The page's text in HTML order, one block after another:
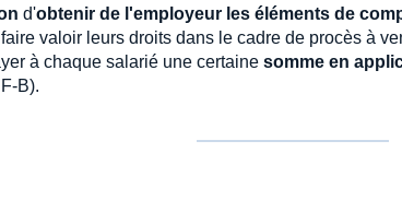
d'obtenir de l'employeur les éléments de
valoir leurs droits dans le cadre de procès à
à chaque salarié une certaine somme en
B).